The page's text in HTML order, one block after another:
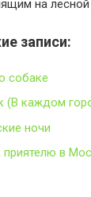
на лесной
записи:
собаке
(В каждом
ночи
в